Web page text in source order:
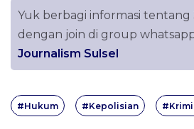
Yuk berbagi informasi tentang
dengan join di group
Journalism Sulsel
#Hukum #Kepolisian